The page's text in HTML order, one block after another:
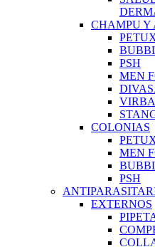
CHAMPU Y
PSH
MEN
COLONIAS
MEN
PSH
EXTERNOS